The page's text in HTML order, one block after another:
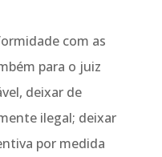
com as
para o juiz
deixar de
ilegal; deixar
por medida